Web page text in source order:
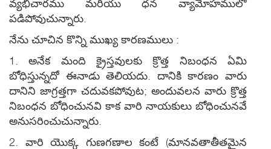
వ్యభిచారము మరియు ధన వ్యామోహములో
పడిపోవుచున్నారు.
నేను చూచిన కొన్ని ముఖ్య కారణములు :
1. అనేక మంది క్రైస్తవులకు క్రొత్త నిబంధన ఏమి
బోధిస్తున్నదో ఈనాడు తెలియదు. దానికి కారణం వారు
దానిని జాగ్రత్తగా చదువకపోవుట; అందువలన వారు క్రొత్త
నిబంధన బోధించునవి కాక వారి నాయకులు బోధించునవే
అనుసరించుచున్నారు.
2. వారి యొక్క గుణగణాల కంటే (మానవతాతీతమైన